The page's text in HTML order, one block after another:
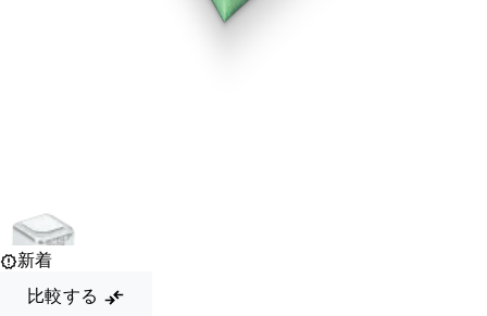
新着
比較する